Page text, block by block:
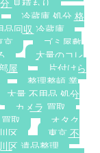
見積もり
冷蔵庫 処分 格
品回収 冷蔵庫
京
ゴミ屋敷
大量のコレ
屋
片付けら
整理整頓 業
大量 不用品 処分
カメラ 買取
取
オタク
区
東京 不
区 遺品整理